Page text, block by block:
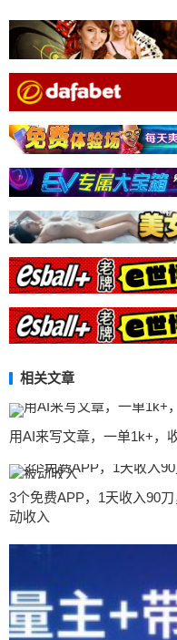
相关文章
用AI来写文章，一单1k+，
3个免费APP，1天收入90
动收入